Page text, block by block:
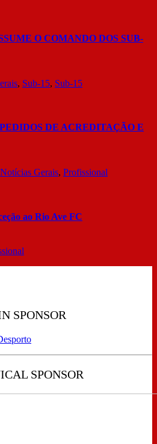
O COMANDO DOS SUB-
, Sub-15, Sub-15
DE ACREDITAÇÃO E
Notícias Gerais, Profissional
ao Rio Ave FC
SPONSOR
SPONSOR